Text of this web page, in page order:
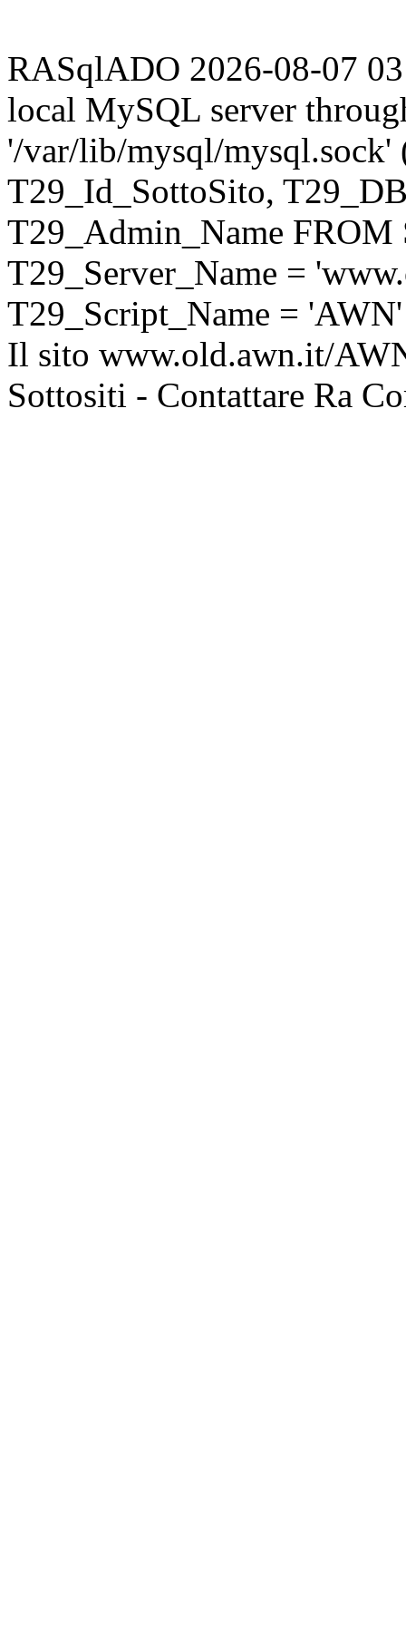
RASqlADO 2026-08-07
local MySQL server
'/var/lib/mysql/mysql.sock'
T29_Id_SottoSito,
T29_Admin_Name
T29_Server_Name =
T29_Script_Name = 'AWN'
Il sito www.old.awn.it/
Sottositi - Contattare Ra